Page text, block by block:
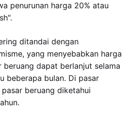
penurunan harga 20% atau
ditandai dengan
yang menyebabkan harga
beruang dapat berlanjut selama
beberapa bulan. Di pasar
beruang diketahui